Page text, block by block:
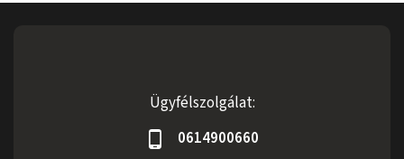
Ügyfélszolgálat:
0614900660